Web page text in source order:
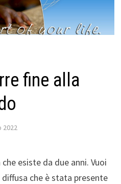
fine alla
2022
esiste da due anni. Vuoi
che è stata presente